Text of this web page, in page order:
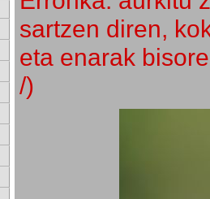
sartzen diren,
eta enarak
/)